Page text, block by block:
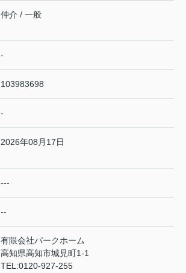
仲介 / 一般
-
103983698
-
2026年08月17日
---
--
有限会社パークホーム
高知県高知市城見町1-1
TEL:0120-927-255